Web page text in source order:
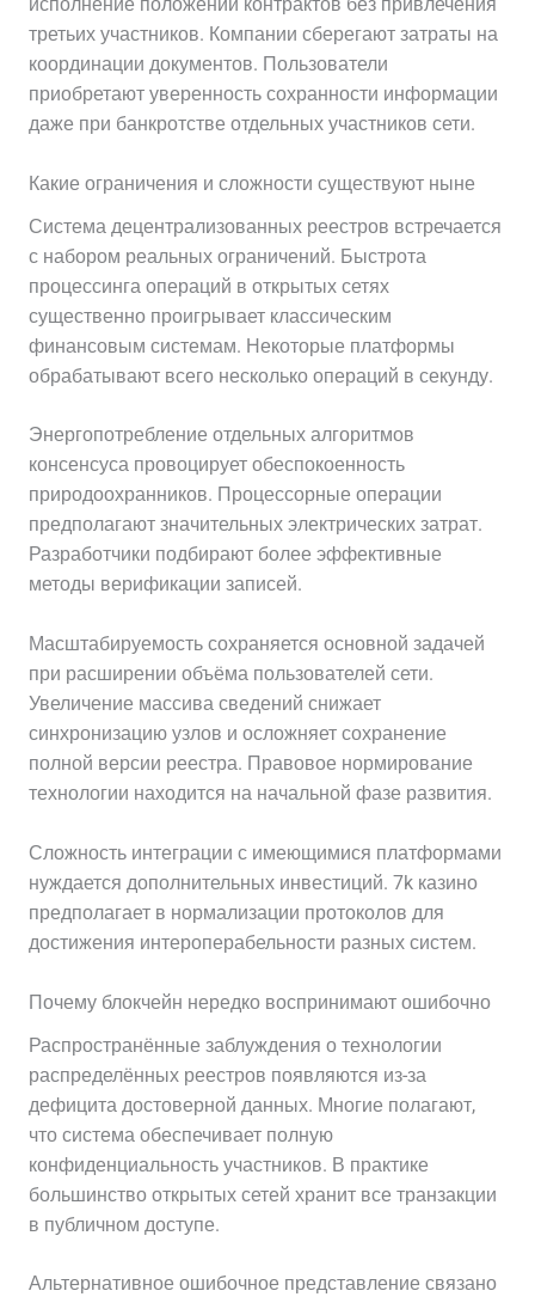
исполнение положений контрактов без привлечения
третьих участников. Компании сберегают затраты на
координации документов. Пользователи
приобретают уверенность сохранности информации
даже при банкротстве отдельных участников сети.
Какие ограничения и сложности существуют ныне
Система децентрализованных реестров встречается
с набором реальных ограничений. Быстрота
процессинга операций в открытых сетях
существенно проигрывает классическим
финансовым системам. Некоторые платформы
обрабатывают всего несколько операций в секунду.
Энергопотребление отдельных алгоритмов
консенсуса провоцирует обеспокоенность
природоохранников. Процессорные операции
предполагают значительных электрических затрат.
Разработчики подбирают более эффективные
методы верификации записей.
Масштабируемость сохраняется основной задачей
при расширении объёма пользователей сети.
Увеличение массива сведений снижает
синхронизацию узлов и осложняет сохранение
полной версии реестра. Правовое нормирование
технологии находится на начальной фазе развития.
Сложность интеграции с имеющимися платформами
нуждается дополнительных инвестиций. 7k казино
предполагает в нормализации протоколов для
достижения интероперабельности разных систем.
Почему блокчейн нередко воспринимают ошибочно
Распространённые заблуждения о технологии
распределённых реестров появляются из-за
дефицита достоверной данных. Многие полагают,
что система обеспечивает полную
конфиденциальность участников. В практике
большинство открытых сетей хранит все транзакции
в публичном доступе.
Альтернативное ошибочное представление связано